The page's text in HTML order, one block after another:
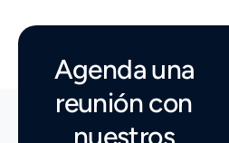
Agenda una
reunión con
nuestros